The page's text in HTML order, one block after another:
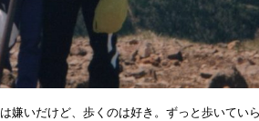
いだけど、歩くのは好き。ずっと歩いていら